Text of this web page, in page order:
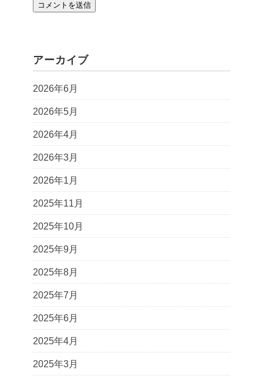
アーカイブ
2026年6月
2026年5月
2026年4月
2026年3月
2026年1月
2025年11月
2025年10月
2025年9月
2025年8月
2025年7月
2025年6月
2025年4月
2025年3月